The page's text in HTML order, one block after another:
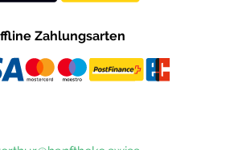
Zahlungsarten